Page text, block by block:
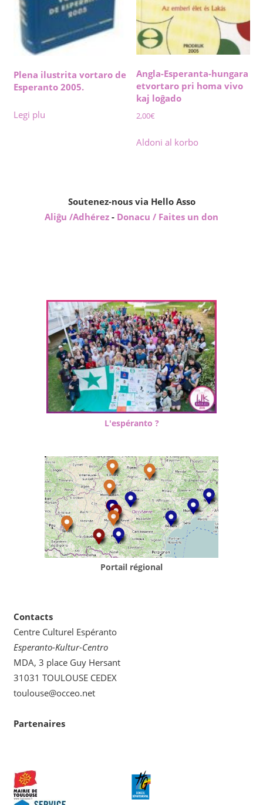
Plena ilustrita vortaro de
Esperanto 2005.
Legi plu
Angla-Esperanta-hungara
etvortaro pri homa vivo
kaj loĝado
2,00€
Aldoni al korbo
Soutenez-nous via Hello Asso
Aliĝu /Adhérez - Donacu / Faites un don
L'espéranto ?
Portail régional
Contacts
Centre Culturel Espéranto
Esperanto-Kultur-Centro
MDA, 3 place Guy Hersant
31031 TOULOUSE CEDEX
toulouse@occeo.net
Partenaires